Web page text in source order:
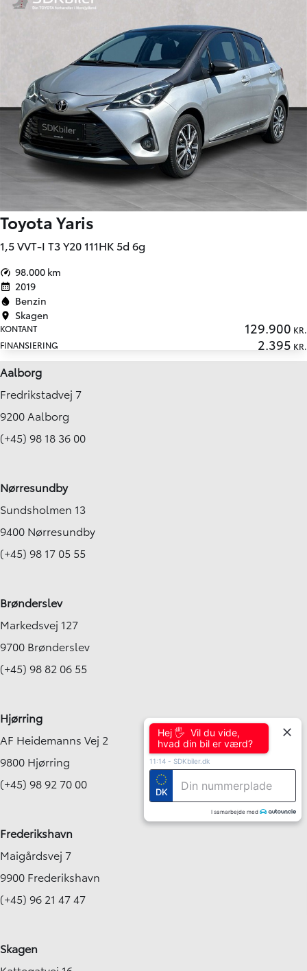
Toyota Yaris
1,5 VVT-I T3 Y20 111HK 5d 6g
98.000 km
2019
Benzin
Skagen
KONTANT 129.900 KR.
FINANSIERING
2.395 KR.
Aalborg
Fredrikstadvej 7
9200 Aalborg
(+45) 98 18 36 00
Nørresundby
Sundsholmen 13
9400 Nørresundby
(+45) 98 17 05 55
Brønderslev
Markedsvej 127
9700 Brønderslev
(+45) 98 82 06 55
Hjørring
AF Heidemanns Vej 2
9800 Hjørring
(+45) 98 92 70 00
Frederikshavn
Maigårdsvej 7
9900 Frederikshavn
(+45) 96 21 47 47
Skagen
Hej 🖐 Vil du vide,
hvad din bil er værd?
11:14 - SDKbiler.dk
DK
I samarbejde med